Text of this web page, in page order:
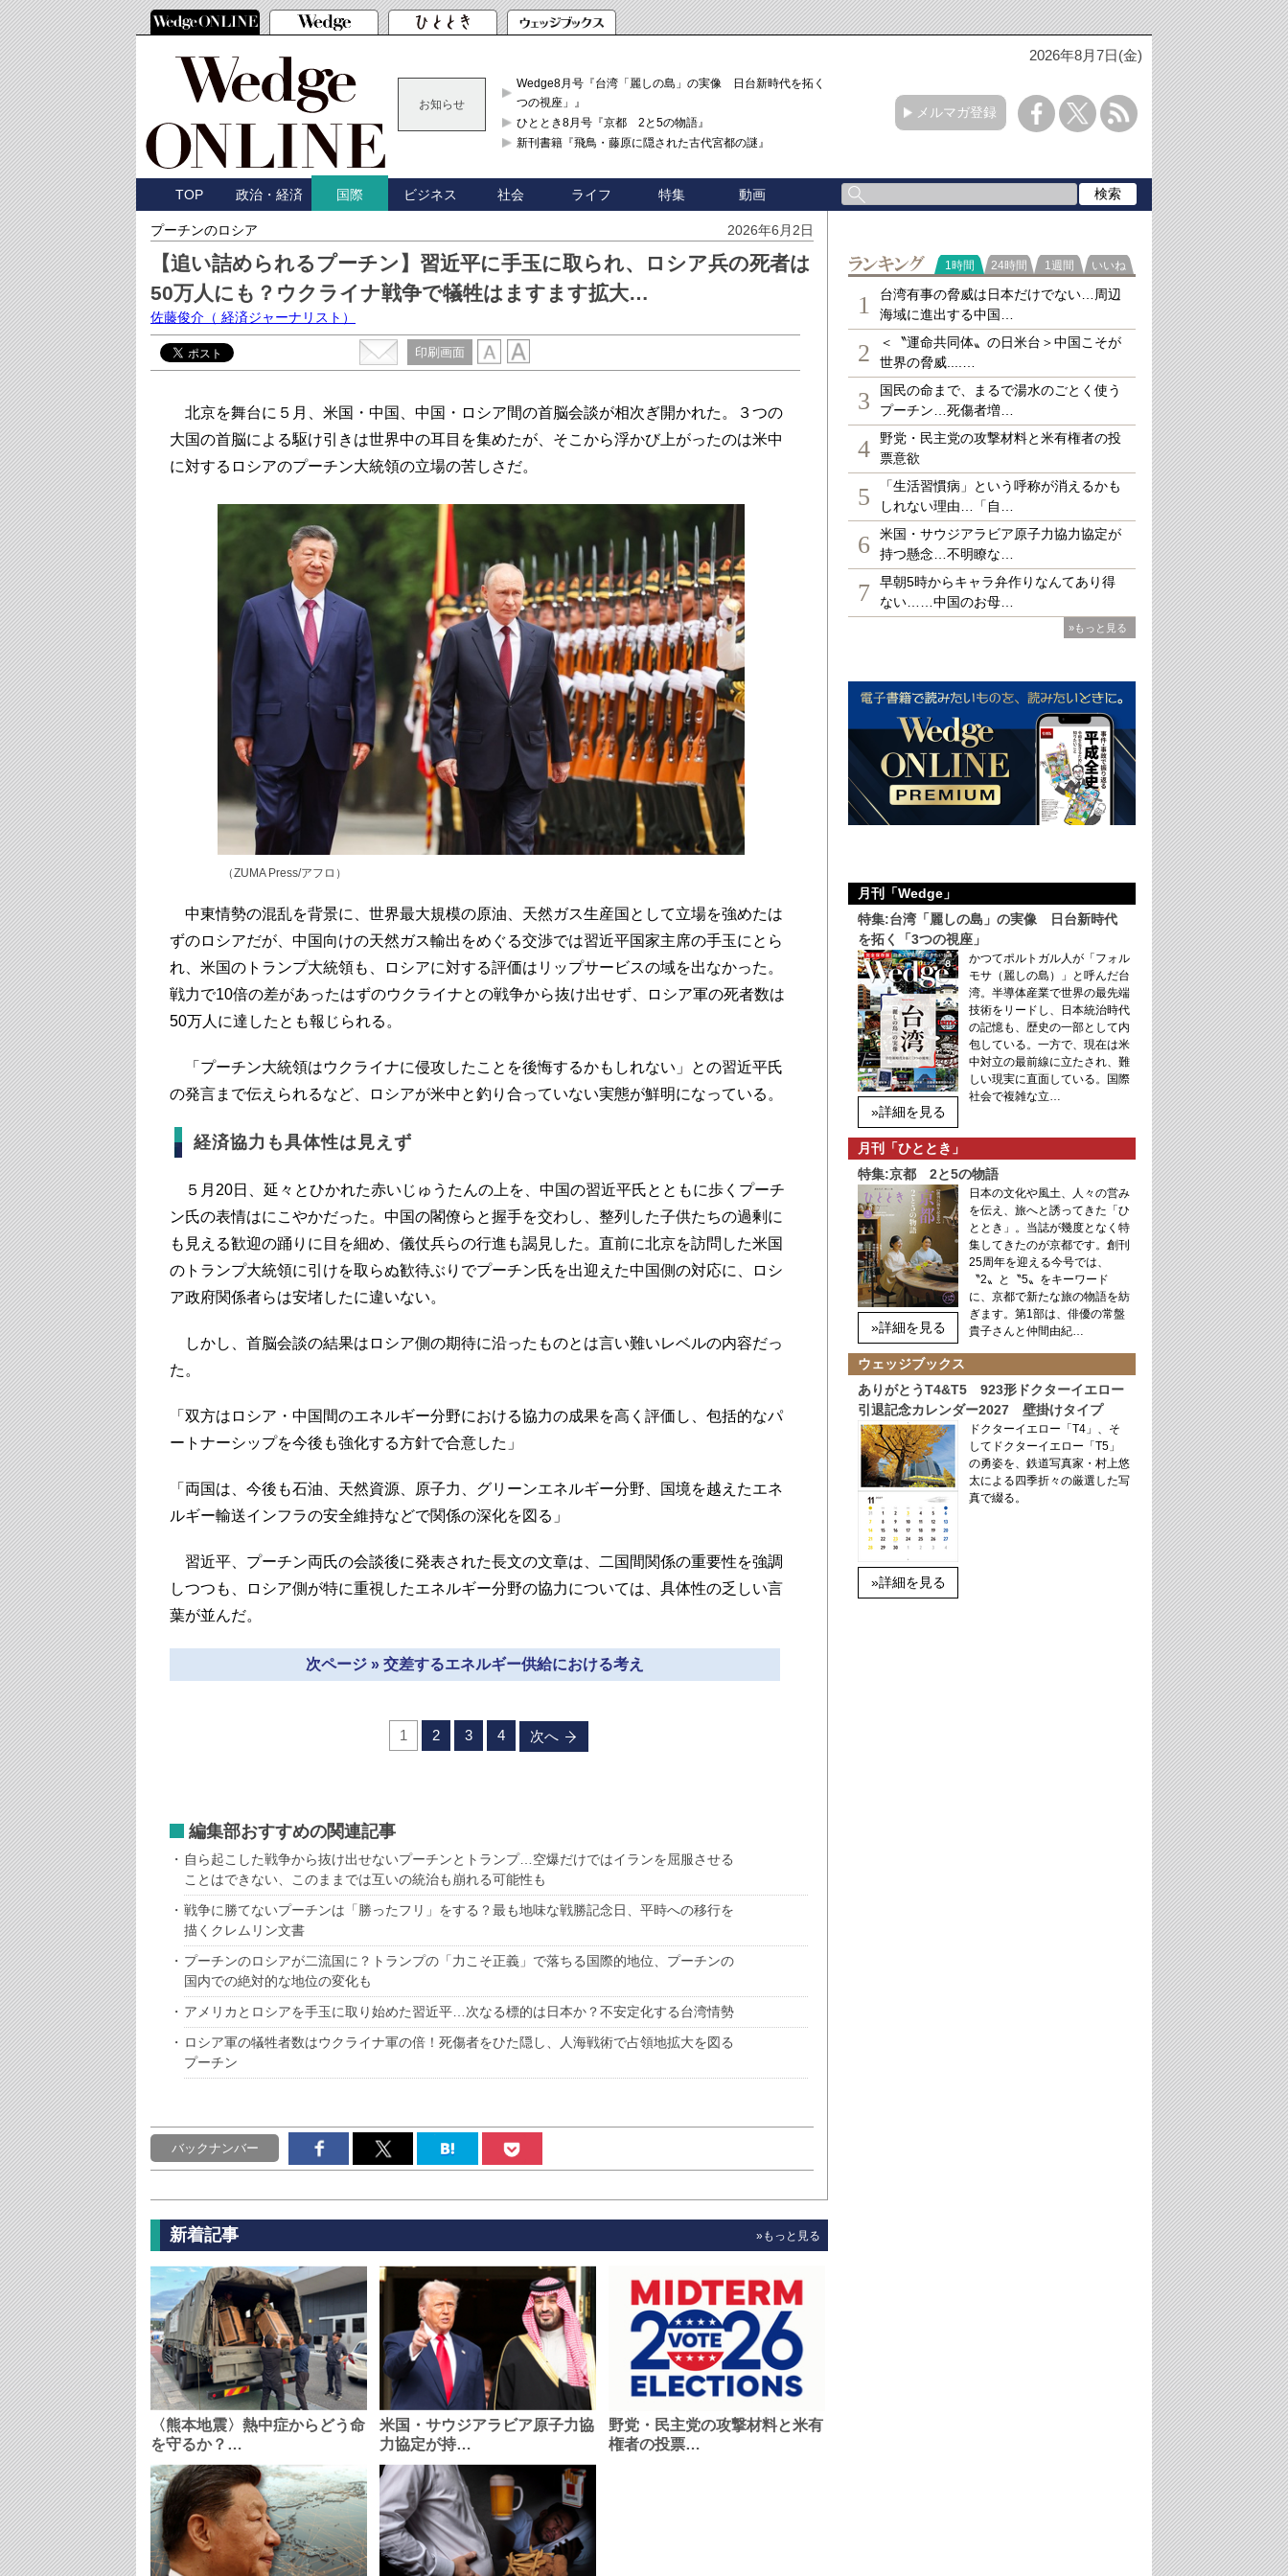
2026年8月7日(金)
お知らせ
Wedge8月号『台湾「麗しの島」の実像 日台新時代を拓く「3
つの視座」』
ひととき8月号『京都 2と5の物語』
新刊書籍『飛鳥・藤原に隠された古代宮都の謎』
メルマガ登録
TOP 政治・経済 国際 ビジネス 社会 ライフ 特集 動画
プーチンのロシア 2026年6月2日
【追い詰められるプーチン】習近平に手玉に取られ、ロシア兵の死者は
50万人にも？ウクライナ戦争で犠牲はますます拡大…
佐藤俊介 （ 経済ジャーナリスト）
印刷画面
北京を舞台に５月、米国・中国、中国・ロシア間の首脳会談が相次ぎ開かれた。３つの
大国の首脳による駆け引きは世界中の耳目を集めたが、そこから浮かび上がったのは米中
に対するロシアのプーチン大統領の立場の苦しさだ。
（ZUMA Press/アフロ）
中東情勢の混乱を背景に、世界最大規模の原油、天然ガス生産国として立場を強めたは
ずのロシアだが、中国向けの天然ガス輸出をめぐる交渉では習近平国家主席の手玉にとら
れ、米国のトランプ大統領も、ロシアに対する評価はリップサービスの域を出なかった。
戦力で10倍の差があったはずのウクライナとの戦争から抜け出せず、ロシア軍の死者数は
50万人に達したとも報じられる。
「プーチン大統領はウクライナに侵攻したことを後悔するかもしれない」との習近平氏
の発言まで伝えられるなど、ロシアが米中と釣り合っていない実態が鮮明になっている。
経済協力も具体性は見えず
５月20日、延々とひかれた赤いじゅうたんの上を、中国の習近平氏とともに歩くプーチ
ン氏の表情はにこやかだった。中国の閣僚らと握手を交わし、整列した子供たちの過剰に
も見える歓迎の踊りに目を細め、儀仗兵らの行進も謁見した。直前に北京を訪問した米国
のトランプ大統領に引けを取らぬ歓待ぶりでプーチン氏を出迎えた中国側の対応に、ロシ
ア政府関係者らは安堵したに違いない。
しかし、首脳会談の結果はロシア側の期待に沿ったものとは言い難いレベルの内容だっ
た。
「双方はロシア・中国間のエネルギー分野における協力の成果を高く評価し、包括的なパ
ートナーシップを今後も強化する方針で合意した」
「両国は、今後も石油、天然資源、原子力、グリーンエネルギー分野、国境を越えたエネ
ルギー輸送インフラの安全維持などで関係の深化を図る」
習近平、プーチン両氏の会談後に発表された長文の文章は、二国間関係の重要性を強調
しつつも、ロシア側が特に重視したエネルギー分野の協力については、具体性の乏しい言
葉が並んだ。
次ページ » 交差するエネルギー供給における考え
1 2 3 4 次へ
編集部おすすめの関連記事
自ら起こした戦争から抜け出せないプーチンとトランプ…空爆だけではイランを屈服させる
ことはできない、このままでは互いの統治も崩れる可能性も
戦争に勝てないプーチンは「勝ったフリ」をする？最も地味な戦勝記念日、平時への移行を
描くクレムリン文書
プーチンのロシアが二流国に？トランプの「力こそ正義」で落ちる国際的地位、プーチンの
国内での絶対的な地位の変化も
アメリカとロシアを手玉に取り始めた習近平…次なる標的は日本か？不安定化する台湾情勢
ロシア軍の犠牲者数はウクライナ軍の倍！死傷者をひた隠し、人海戦術で占領地拡大を図る
プーチン
バックナンバー
新着記事 »もっと見る
〈熊本地震〉熱中症からどう命
を守るか？…
米国・サウジアラビア原子力協
力協定が持…
野党・民主党の攻撃材料と米有
権者の投票…
ランキング
1時間 24時間 1週間 いいね
1
台湾有事の脅威は日本だけでない…周辺
海域に進出する中国…
2
＜〝運命共同体〟の日米台＞中国こそが
世界の脅威....…
3
国民の命まで、まるで湯水のごとく使う
プーチン…死傷者増…
4
野党・民主党の攻撃材料と米有権者の投
票意欲
5
「生活習慣病」という呼称が消えるかも
しれない理由…「自…
6
米国・サウジアラビア原子力協力協定が
持つ懸念…不明瞭な…
7
早朝5時からキャラ弁作りなんてあり得
ない……中国のお母…
»もっと見る
月刊「Wedge」
特集:台湾「麗しの島」の実像 日台新時代
を拓く「3つの視座」
»詳細を見る
かつてポルトガル人が「フォル
モサ（麗しの島）」と呼んだ台
湾。半導体産業で世界の最先端
技術をリードし、日本統治時代
の記憶も、歴史の一部として内
包している。一方で、現在は米
中対立の最前線に立たされ、難
しい現実に直面している。国際
社会で複雑な立…
月刊「ひととき」
特集:京都 2と5の物語
»詳細を見る
日本の文化や風土、人々の営み
を伝え、旅へと誘ってきた「ひ
ととき」。当誌が幾度となく特
集してきたのが京都です。創刊
25周年を迎える今号では、
〝2〟と〝5〟をキーワード
に、京都で新たな旅の物語を紡
ぎます。第1部は、俳優の常盤
貴子さんと仲間由紀…
ウェッジブックス
ありがとうT4&T5 923形ドクターイエロー
引退記念カレンダー2027 壁掛けタイプ
»詳細を見る
ドクターイエロー「T4」、そ
してドクターイエロー「T5」
の勇姿を、鉄道写真家・村上悠
太による四季折々の厳選した写
真で綴る。